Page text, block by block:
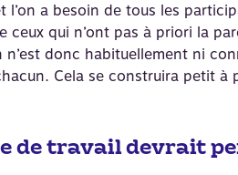
a besoin de tous les
qui n’ont pas à priori la
donc habituellement ni
Cela se construira petit à
de travail devrait